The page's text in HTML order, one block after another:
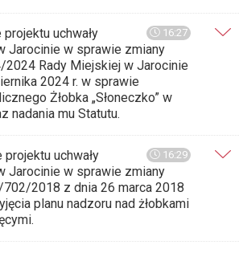
16:27
uchwały
Jarocinie w sprawie zmiany
2024 Rady Miejskiej w Jarocinie
2024 r. w sprawie
Żłobka „Słoneczko” w
nadania mu Statutu.
16:29
uchwały
Jarocinie w sprawie zmiany
702/2018 z dnia 26 marca 2018
planu nadzoru nad żłobkami